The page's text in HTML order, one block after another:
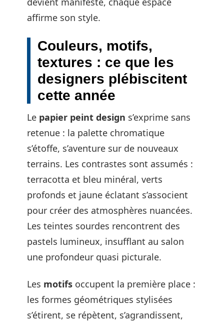
affirme son style.
Couleurs, motifs,
textures : ce que les
designers plébiscitent
cette année
Le papier peint design s’exprime sans
retenue : la palette chromatique
s’étoffe, s’aventure sur de nouveaux
terrains. Les contrastes sont assumés :
terracotta et bleu minéral, verts
profonds et jaune éclatant s’associent
pour créer des atmosphères nuancées.
Les teintes sourdes rencontrent des
pastels lumineux, insufflant au salon
une profondeur quasi picturale.
Les motifs occupent la première place :
les formes géométriques stylisées
s’étirent, se répètent, s’agrandissent,